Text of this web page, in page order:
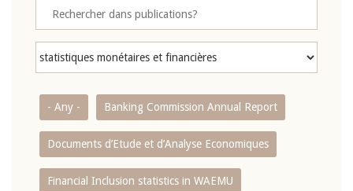
- Any - Banking Commission Annual Report
Documents d’Etude et d’Analyse Economiques
Financial Inclusion statistics in WAEMU